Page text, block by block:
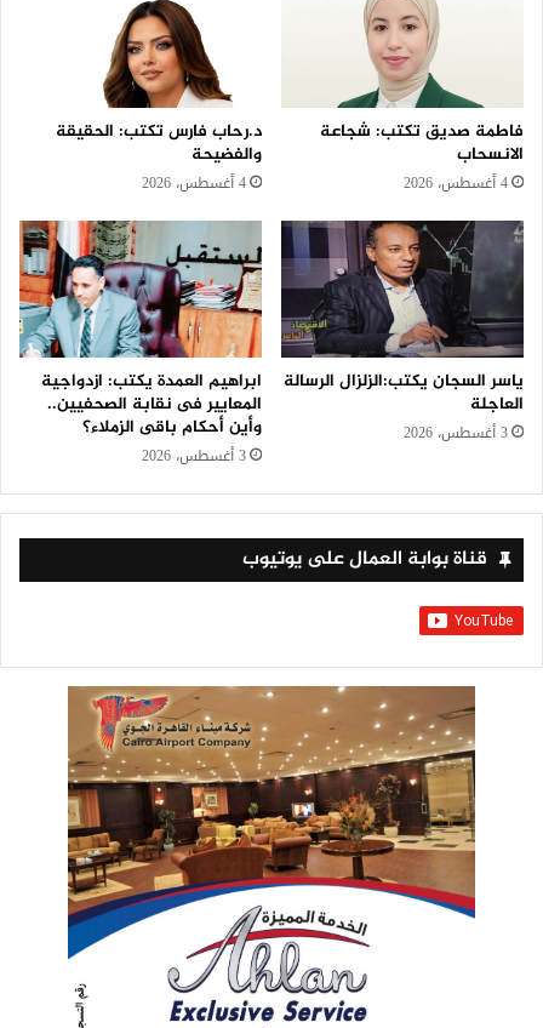
فاطمة صديق تكتب: شجاعة
الانسحاب
4 أغسطس، 2026
د.رحاب فارس تكتب: الحقيقة
والفضيحة
4 أغسطس، 2026
ياسر السجان يكتب:الزلزال الرسالة
العاجلة
3 أغسطس، 2026
ابراهيم العمدة يكتب: ازدواجية
المعايير فى نقابة الصحفيين..
وأين أحكام باقى الزملاء؟
3 أغسطس، 2026
قناة بوابة العمال على يوتيوب